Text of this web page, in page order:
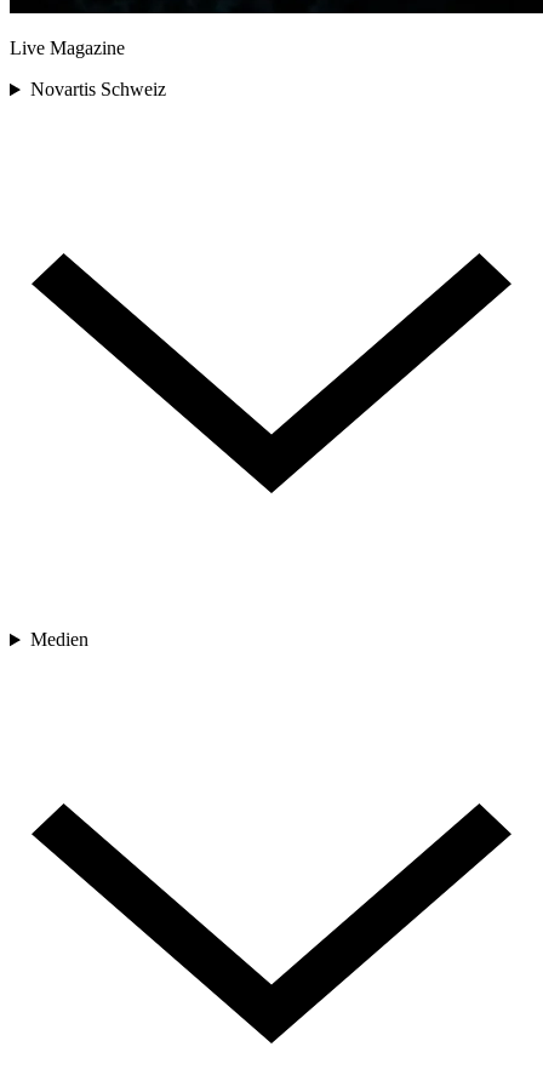
Live Magazine
Novartis Schweiz
Medien